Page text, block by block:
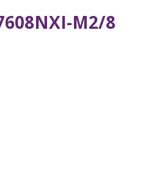
M2/8